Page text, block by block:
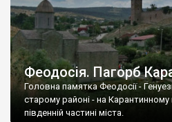
Феодосія. Пагорб
Головна памятка Феодосії -
старому районі - на Карантинному
південній частині міста.